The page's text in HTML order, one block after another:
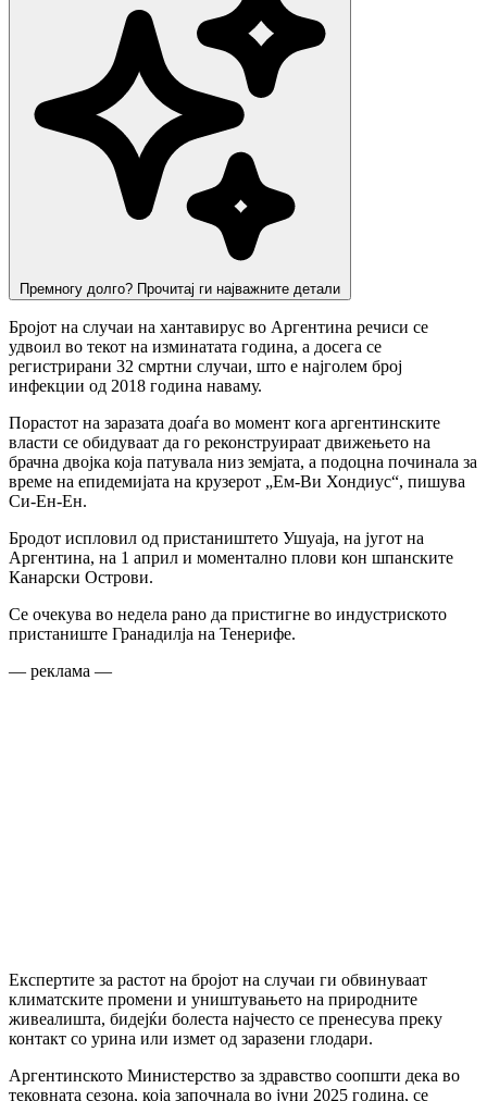
Премногу долго? Прочитај ги најважните детали
Бројот на случаи на хантавирус во Аргентина речиси се
удвоил во текот на изминатата година, а досега се
регистрирани 32 смртни случаи, што е најголем број
инфекции од 2018 година наваму.
Порастот на заразата доаѓа во момент кога аргентинските
власти се обидуваат да го реконструираат движењето на
брачна двојка која патувала низ земјата, а подоцна починала за
време на епидемијата на крузерот „Ем-Ви Хондиус“, пишува
Си-Ен-Ен.
Бродот испловил од пристаништето Ушуаја, на југот на
Аргентина, на 1 април и моментално плови кон шпанските
Канарски Острови.
Се очекува во недела рано да пристигне во индустриското
пристаниште Гранадилја на Тенерифе.
— реклама —
Експертите за растот на бројот на случаи ги обвинуваат
климатските промени и уништувањето на природните
живеалишта, бидејќи болеста најчесто се пренесува преку
контакт со урина или измет од заразени глодари.
Аргентинското Министерство за здравство соопшти дека во
тековната сезона, која започнала во јуни 2025 година, се